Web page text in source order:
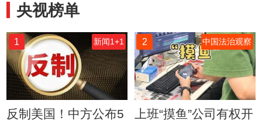
央视榜单
1 新闻1+1
反制美国！中方公布5
2 中国法治观察
上班“摸鱼”公司有权开